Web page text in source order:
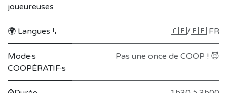
joueureuses
🌍 Langues 💬 🇨🇵/🇧🇪 FR
Mode·s
COOPÉRATIF·s
Pas une once de COOP ! 😈